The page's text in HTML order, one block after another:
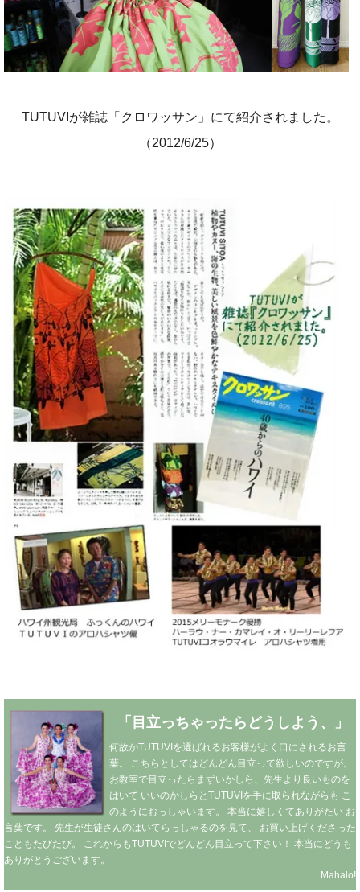
TUTUVIが雑誌「クロワッサン」にて紹介されました。
（2012/6/25）
「目立っちゃったらどうしよう、」
何故かTUTUVIを選ばれるお客様がよく口にされるお言
葉。
こちらとしてはどんどん目立って欲しいのですが。
お教室で目立ったらまずいかしら、先生より良いものを
はいて いいのかしらとTUTUVIを手に取られながらも こ
のようにおっしゃいます。
本当に嬉しくてありがたい お
言葉です。
先生が生徒さんのはいてらっしゃるのを見て、
お買い上げくださった
こともたびたび。
これからもTUTUVIでどんどん目立って下さい！ 本当にどうも
ありがとうございます。
Mahalo!